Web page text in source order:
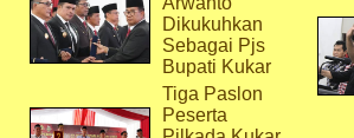
Dikukuhkan
Sebagai Pjs
Bupati Kukar
Tiga Paslon
Peserta